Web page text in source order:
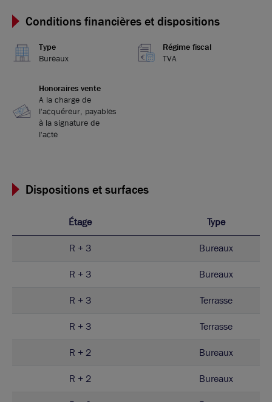
Conditions financières et dispositions
Type
Bureaux
Régime fiscal
TVA
Honoraires vente
A la charge de
l'acquéreur, payables
à la signature de
l'acte
Dispositions et surfaces
Étage Type
R + 3 Bureaux
R + 3 Bureaux
R + 3 Terrasse
R + 3 Terrasse
R + 2 Bureaux
R + 2 Bureaux